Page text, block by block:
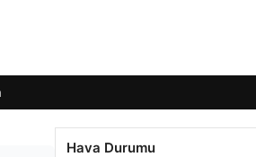
Hava Durumu